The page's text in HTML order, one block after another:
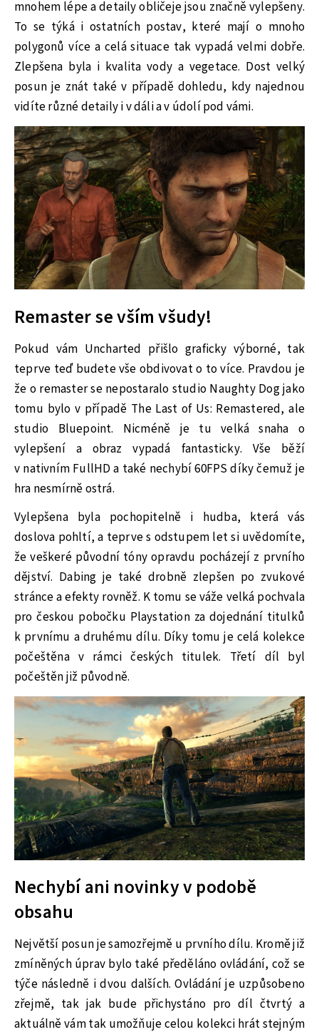
mnohem lépe a detaily obličeje jsou značně vylepšeny.
To se týká i ostatních postav, které mají o mnoho
polygonů více a celá situace tak vypadá velmi dobře.
Zlepšena byla i kvalita vody a vegetace. Dost velký
posun je znát také v případě dohledu, kdy najednou
vidíte různé detaily i v dáli a v údolí pod vámi.
Remaster se vším všudy!
Pokud vám Uncharted přišlo graficky výborné, tak
teprve teď budete vše obdivovat o to více. Pravdou je
že o remaster se nepostaralo studio Naughty Dog jako
tomu bylo v případě The Last of Us: Remastered, ale
studio Bluepoint. Nicméně je tu velká snaha o
vylepšení a obraz vypadá fantasticky. Vše běží
v nativním FullHD a také nechybí 60FPS díky čemuž je
hra nesmírně ostrá.
Vylepšena byla pochopitelně i hudba, která vás
doslova pohltí, a teprve s odstupem let si uvědomíte,
že veškeré původní tóny opravdu pocházejí z prvního
dějství. Dabing je také drobně zlepšen po zvukové
stránce a efekty rovněž. K tomu se váže velká pochvala
pro českou pobočku Playstation za dojednání titulků
k prvnímu a druhému dílu. Díky tomu je celá kolekce
počeštěna v rámci českých titulek. Třetí díl byl
počeštěn již původně.
Nechybí ani novinky v podobě
obsahu
Největší posun je samozřejmě u prvního dílu. Kromě již
zmíněných úprav bylo také předěláno ovládání, což se
týče následně i dvou dalších. Ovládání je uzpůsobeno
zřejmě, tak jak bude přichystáno pro díl čtvrtý a
aktuálně vám tak umožňuje celou kolekci hrát stejným